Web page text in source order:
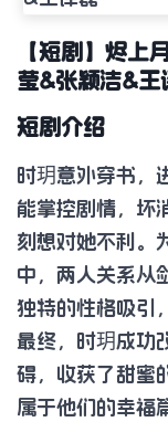
【短剧】烬上
莹&张颖洁&王
短剧介绍
时玥意外穿书，
能掌控剧情，坏
刻想对她不利。
中，两人关系从
独特的性格吸引
最终，时玥成功
碍，收获了甜蜜
属于他们的幸福